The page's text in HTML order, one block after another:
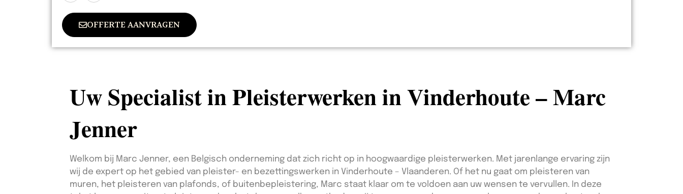
OFFERTE AANVRAGEN
Uw Specialist in Pleisterwerken in Vinderhoute – Marc
Jenner
Welkom bij Marc Jenner, een Belgisch onderneming dat zich richt op in hoogwaardige pleisterwerken. Met jarenlange ervaring zijn
wij de expert op het gebied van pleister- en bezettingswerken in Vinderhoute – Vlaanderen. Of het nu gaat om pleisteren van
muren, het pleisteren van plafonds, of buitenbepleistering, Marc staat klaar om te voldoen aan uw wensen te vervullen. In deze